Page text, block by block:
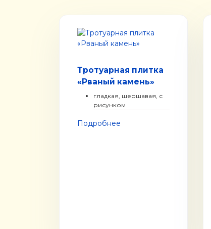
Тротуарная плитка
«Рваный камень»
гладкая, шершавая, с
рисунком
Подробнее